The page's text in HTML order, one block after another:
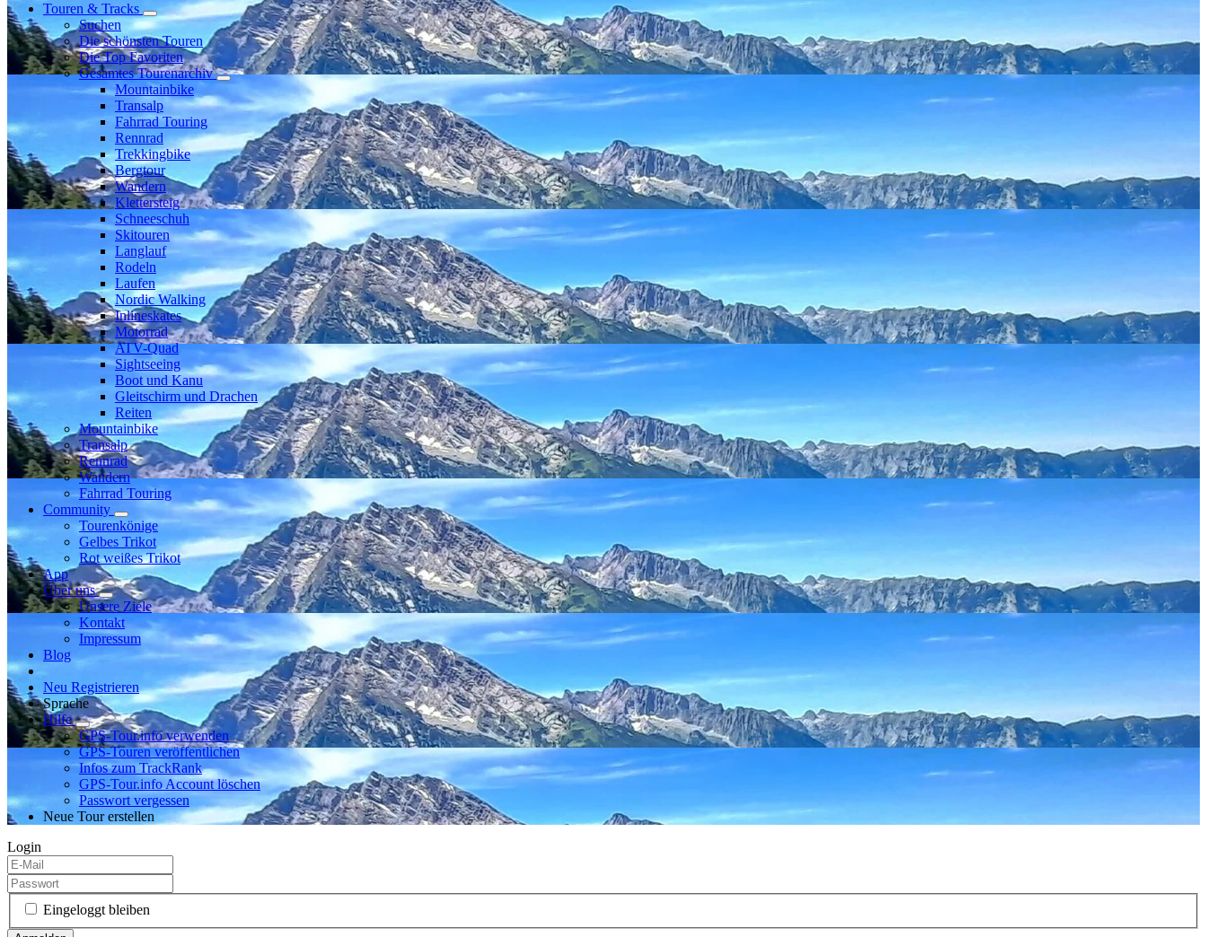
Touren & Tracks
Suchen
Die schönsten Touren
Die Top Favoriten
Gesamtes Tourenarchiv
Mountainbike
Transalp
Fahrrad Touring
Rennrad
Trekkingbike
Bergtour
Wandern
Klettersteig
Schneeschuh
Skitouren
Langlauf
Rodeln
Laufen
Nordic Walking
Inlineskates
Motorrad
ATV-Quad
Sightseeing
Boot und Kanu
Gleitschirm und Drachen
Reiten
Mountainbike
Transalp
Rennrad
Wandern
Fahrrad Touring
Community
Tourenkönige
Gelbes Trikot
Rot weißes Trikot
App
Über uns
Unsere Ziele
Kontakt
Impressum
Blog
Neu Registrieren
Sprache
Hilfe
GPS-Tour.info verwenden
GPS-Touren veröffentlichen
Infos zum TrackRank
GPS-Tour.info Account löschen
Passwort vergessen
Neue Tour erstellen
Login
Eingeloggt bleiben